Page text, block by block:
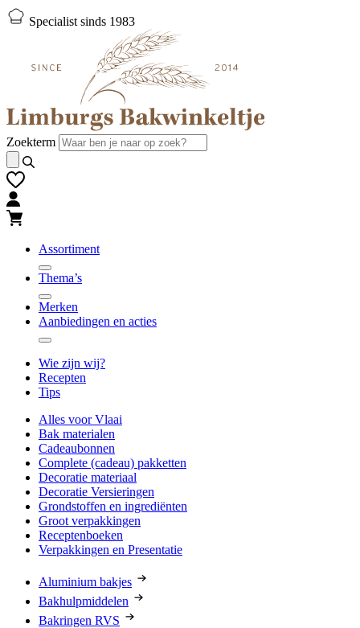
Naar
hoofd-
Naar
footerSpecialist sinds 1983
Zoekterm
Assortiment
Thema’s
Merken
Aanbiedingen en acties
Wie zijn wij?
Recepten
Tips
Alles voor Vlaai
Bak materialen
Cadeaubonnen
Complete (cadeau) pakketten
Decoratie materiaal
Decoratie Versieringen
Grondstoffen en ingrediënten
Groot verpakkingen
Receptenboeken
Verpakkingen en Presentatie
Aluminium bakjes
Bakhulpmiddelen
Bakringen RVS